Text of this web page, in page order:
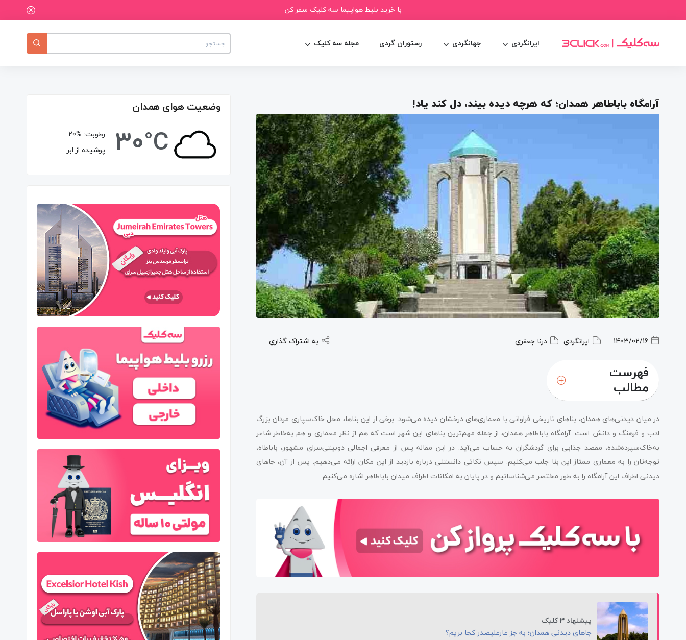
با خرید بلیط هواپیما سه کلیک سفر کن
ایرانگردی جهانگردی رستوران گردی مجله سه کلیک
آرامگاه باباطاهر همدان؛ که هرچه دیده بیند، دل کند یاد!
1403/02/16 ایرانگردی درنا جعفری به اشتراک گذاری
فهرست
مطالب
معماری آرامگاه باباطاهر همدان؛ گنبد فیروزه‌ای و ستون‌های گرانیتی
نکات بازدید از آرامگاه باباطاهر همدان
نزدیک‌ترین جاهای دیدنی به آرامگاه
امکانات اطراف آرامگاه باباطاهر همدان
در میان دیدنی‌های همدان، بناهای تاریخی فراوانی با معماری‌های درخشان دیده می‌شود. برخی از این بناها، محل خاک‌سپاری مردان بزرگ
ادب و فرهنگ و دانش است. آرامگاه باباطاهر همدان، از جمله مهم‌ترین بناهای این شهر است که هم از نظر معماری و هم به‌خاطر شاعر
به‌خاک‌سپرده‌شده، مقصد جذابی برای گردشگران به حساب می‌آید. در این مقاله پس از معرفی اجمالی دوبیتی‌سرای مشهور، باباطاه،
توجه‌تان را به معماری ممتاز این بنا جلب می‌کنیم. سپس نکاتی دانستنی درباره بازدید از این مکان ارائه می‌دهیم. پس از آن، جاهای
دیدنی اطراف این آرامگاه را به طور مختصر می‌شناسانیم و در پایان به امکانات اطراف میدان باباطاهر اشاره می‌کنیم.
پیشنهاد 3 کلیک
جاهای دیدنی همدان؛ به جز غارعلیصدر کجا بریم؟
وضعیت هوای همدان
30°C رطوبت: 20%
پوشیده از ابر